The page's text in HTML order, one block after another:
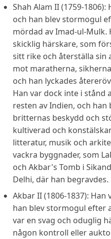
Shah Alam II (1759-
och han blev stormogul
mördad av Imad-ul-Mulk.
skicklig härskare, som
sitt rike och återställa sin
mot maratherna,
och han lyckades
Han var dock inte i
resten av Indien, och
britternas beskydd och
kultiverad och
litteratur, musik och
vackra byggnader, som
och Akbar's Tomb i
Delhi, där han begravdes.
Akbar II (1806-1837): Han
han blev stormogul efter
var en svag och oduglig
någon kontroll eller